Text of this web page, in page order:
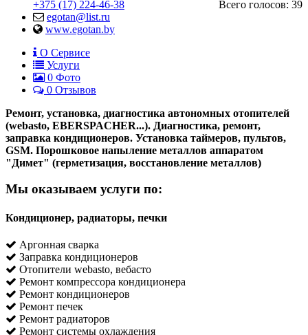
Всего голосов: 39
+375 (17) 224-46-38
egotan@list.ru
www.egotan.by
О Сервисе
Услуги
0 Фото
0 Отзывов
Ремонт, установка, диагностика автономных отопителей
(webasto, EBERSPACHER...). Диагностика, ремонт,
заправка кондиционеров. Установка таймеров, пультов,
GSM. Порошковое напыление металлов аппаратом
"Димет" (герметизация, восстановление металлов)
Мы оказываем услуги по:
Кондиционер, радиаторы, печки
Аргонная сварка
Заправка кондиционеров
Отопители webasto, вебасто
Ремонт компрессора кондиционера
Ремонт кондиционеров
Ремонт печек
Ремонт радиаторов
Ремонт системы охлаждения